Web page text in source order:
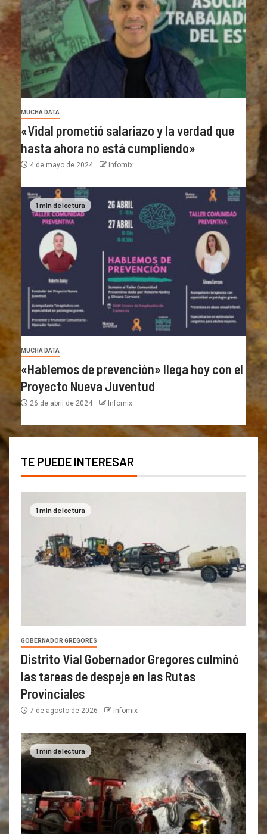
MUCHA DATA
«Vidal prometió salariazo y la verdad que
hasta ahora no está cumpliendo»
4 de mayo de 2024 Infomix
1 min de lectura
MUCHA DATA
«Hablemos de prevención» llega hoy con el
Proyecto Nueva Juventud
26 de abril de 2024 Infomix
TE PUEDE INTERESAR
1 min de lectura
GOBERNADOR GREGORES
Distrito Vial Gobernador Gregores culminó
las tareas de despeje en las Rutas
Provinciales
7 de agosto de 2026 Infomix
1 min de lectura